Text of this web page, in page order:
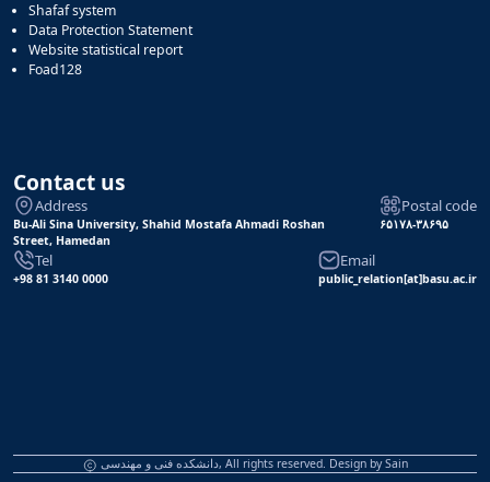
Shafaf system
Data Protection Statement
Website statistical report
Foad128
Contact us
Address
Bu-Ali Sina University, Shahid Mostafa Ahmadi Roshan
Street, Hamedan
Postal code
۶۵۱۷۸-۳۸۶۹۵
Tel
+98 81 3140 0000
Email
public_relation[at]basu.ac.ir
دانشکده فنی و مهندسی, All rights reserved. Design bySain